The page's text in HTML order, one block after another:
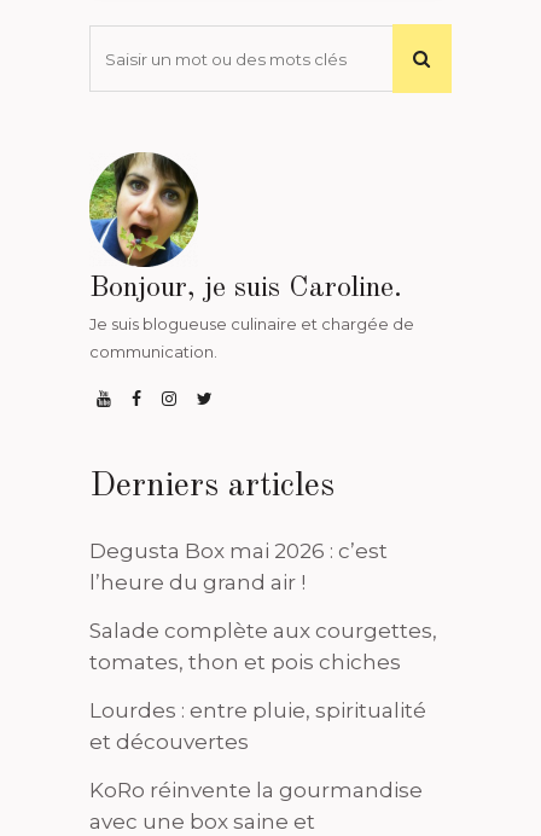
Bonjour, je suis Caroline.
Je suis blogueuse culinaire et chargée de
communication.
Derniers articles
Degusta Box mai 2026 : c’est
l’heure du grand air !
Salade complète aux courgettes,
tomates, thon et pois chiches
Lourdes : entre pluie, spiritualité
et découvertes
KoRo réinvente la gourmandise
avec une box saine et